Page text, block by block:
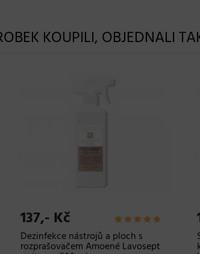
KOUPILI, OBJEDNALI
Kč
nástrojů a ploch s
Amoené Lavosept
130,-
Sada